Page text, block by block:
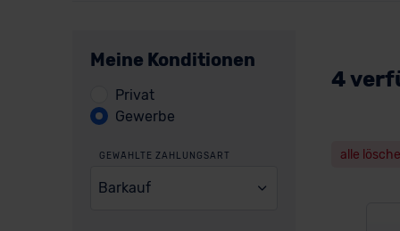
Meine Konditionen
Privat
Gewerbe
GEWÄHLTE ZAHLUNGSART
Barkauf
4
alle